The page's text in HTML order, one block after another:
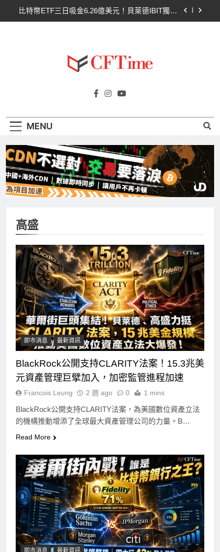
比特幣ETF三日吸金6.26億美元！貝萊德IBIT獨佔
以太幣區間壓縮！100日均線1,920成關鍵 期貨槓
桿比率逼近0.65
比特幣ETF三日吸金6.26億美元！貝萊德IBIT獨佔
CLARITY法案最後闖關！開發者免責與總統道德條
Cftime.io
AI（ChatGPT）、區塊鏈、NFT、加密貨
MENU
高盛
即市消息 最新資訊
BlackRock公開支持CLARITY法案！15.3兆美
元資產管理巨擘加入，加密監管進程加速
Francois Leung 2 週 ago 0 1 mins
BlackRock公開支持CLARITY法案，為美國數位資產立法
的機構推動增添了全球最大資產管理公司的力量。B…
Read More